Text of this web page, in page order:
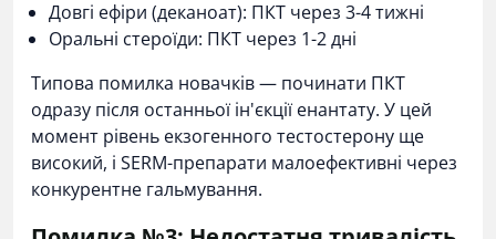
Довгі ефіри (деканоат): ПКТ через 3-4 тижні
Оральні стероїди: ПКТ через 1-2 дні
Типова помилка новачків — починати ПКТ
одразу після останньої ін'єкції енантату. У цей
момент рівень екзогенного тестостерону ще
високий, і SERM-препарати малоефективні через
конкурентне гальмування.